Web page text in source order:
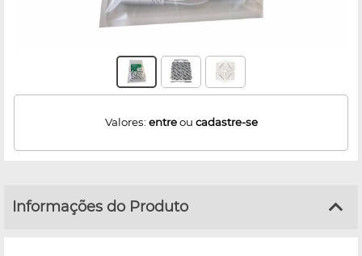
Valores: entreou cadastre-se
Informações do Produto